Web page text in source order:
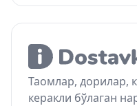
Таомлар, дорилар,
керакли бўлаган